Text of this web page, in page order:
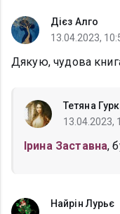
Дієз Алго
13.04.2023,
Дякую, чудова
Тетяна
13.04.2023,
Ірина Заставна,
Найрін Лурьє